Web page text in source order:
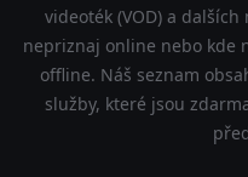
videoték (VOD) a
nepriznaj online nebo kde
offline. Náš seznam
služby, které jsou